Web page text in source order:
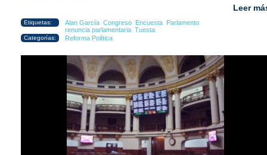
Leer
Etiquetas: Alan García Congreso Encuesta Parlamento
renuncia parlamentaria Tuesta
Categorías: Reforma Política